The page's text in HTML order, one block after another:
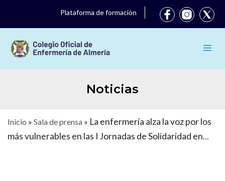
Plataforma de formación
Noticias
Inicio » Sala de prensa » La enfermería alza la voz por los
más vulnerables en las I Jornadas de Solidaridad en